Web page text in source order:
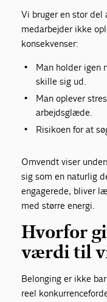
Vi bruger en stor del
medarbejder ikke
konsekvenser:
Man holder igen
skille sig ud.
Man oplever
arbejdsglæde.
Risikoen for at
Omvendt viser
sig som en naturlig
engagerede, bliver
med større energi.
Hvorfor
værdi til
Belonging er ikke
reel